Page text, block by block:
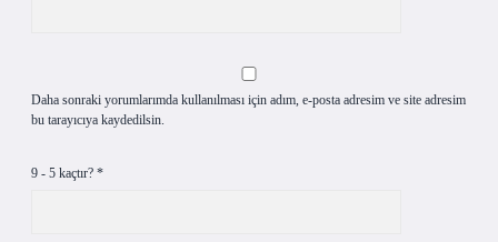
Daha sonraki yorumlarımda kullanılması için adım, e-posta adresim ve site adresim
bu tarayıcıya kaydedilsin.
9 - 5 kaçtır? *